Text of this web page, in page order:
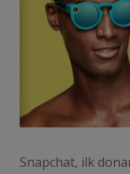
Snapchat, ilk